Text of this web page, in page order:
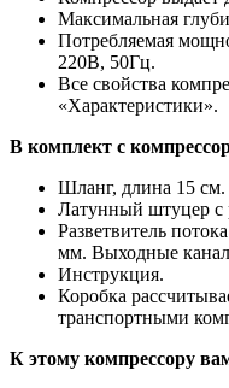
Максимальная
Потребляемая
220В, 50Гц.
Все свойства
«Характеристики».
В комплект с
Шланг, длина 15
Латунный штуцер с
Разветвитель
мм. Выходные
Инструкция.
Коробка
транспортными
К этому компрессору